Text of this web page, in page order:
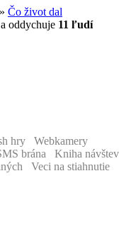
» Čo život dal
a oddychuje 11 ľudí
hry Webkamery
brána Kniha návštev
Veci na stiahnutie